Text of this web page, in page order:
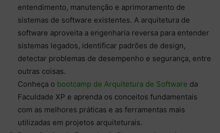
entendimento, manutenção e aprimoramento de
sistemas de software existentes. A arquitetura de
software aproveita a engenharia reversa para entender
sistemas legados, identificar padrões de design,
detectar problemas de desempenho e segurança, entre
outras coisas.
Conheça o bootcamp de Arquitetura de Software da
Faculdade XP e aprenda os conceitos fundamentais
com as melhores práticas e as ferramentas mais
utilizadas em projetos arquiteturais.